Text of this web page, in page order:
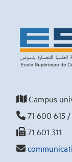
Campus
71 600 615 /
71 601 311